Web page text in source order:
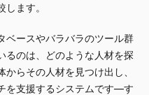
ます。
ベースやバラバラのツール群
るのは、どのような人材を探
らその人材を見つけ出し、
を支援するシステムです—す